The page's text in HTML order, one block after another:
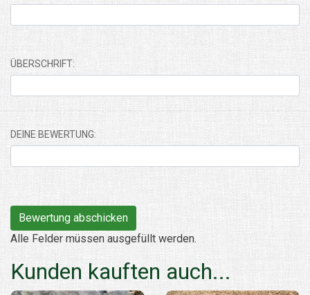
ÜBERSCHRIFT:
DEINE BEWERTUNG:
Alle Felder müssen ausgefüllt werden.
Kunden kauften auch...